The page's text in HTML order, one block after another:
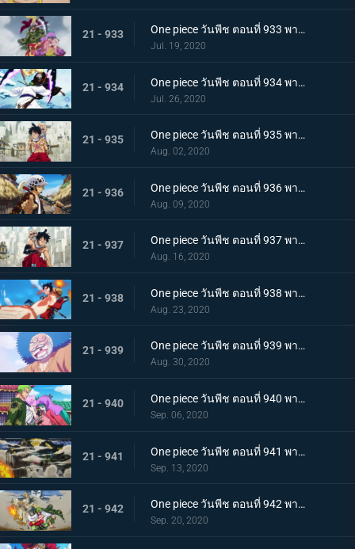
21 - 933 One piece วันพีช ตอนที่ 933 พากย์ไทย กิวคิมารุ! ศึกตัดสินของโซโลบนสะพานโออิฮางิ
Jul. 19, 2020
21 - 934 One piece วันพีช ตอนที่ 934 พากย์ไทย สถานะการณ์พลิกผัน! วิชาสามดาบข้ามเงื้อมมือมัจจุราช!
Jul. 26, 2020
21 - 935 One piece วันพีช ตอนที่ 935 พากย์ไทย โซโลต้องตะลึง! ตัวตนที่แท้จริงของสาวงามผู้เลอโฉม
Aug. 02, 2020
21 - 936 One piece วันพีช ตอนที่ 936 พากย์ไทย เรียนรู้ถึงแก่น ฮาคิแห่งวาโนะ ริวโอ!
Aug. 09, 2020
21 - 937 One piece วันพีช ตอนที่ 937 พากย์ไทย โทโนะยาสุ! ผู้เป็นที่รักของเมืองเอบิสุ!
Aug. 16, 2020
21 - 938 One piece วันพีช ตอนที่ 938 พากย์ไทย สะเทือนทั่วหล้า ตัวตนที่แท้จริงของจอมโจรเจ้าหนูสามฉลู
Aug. 23, 2020
21 - 939 One piece วันพีช ตอนที่ 939 พากย์ไทย ความเจ็บปวดของพวกพ้อง! การช่วยเหลือโทโนะยาสุที่ถูกจับ
Aug. 30, 2020
21 - 940 One piece วันพีช ตอนที่ 940 พากย์ไทย ความโกรธของโซโล ตัวตนที่แท้จริงของผลสไมล์!
Sep. 06, 2020
21 - 941 One piece วันพีช ตอนที่ 941 พากย์ไทย น้ำตาโทโกะ ลูกปืนที่ไร้ความรู้สึกของโอโรจิ!
Sep. 13, 2020
21 - 942 One piece วันพีช ตอนที่ 942 พากย์ไทย ใส่ให้ยับ! ความวุ่นวาย! การต่อสู้ที่ลานประหาร
Sep. 20, 2020